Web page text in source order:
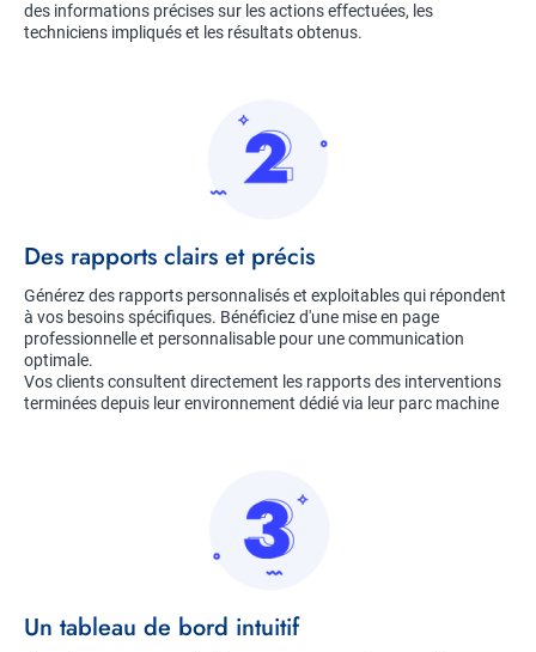
des informations précises sur les actions effectuées, les
techniciens impliqués et les résultats obtenus.
Title
Des rapports clairs et précis
Description
Générez des rapports personnalisés et exploitables qui répondent
à vos besoins spécifiques. Bénéficiez d'une mise en page
professionnelle et personnalisable pour une communication
optimale.
Vos clients consultent directement les rapports des interventions
terminées depuis leur environnement dédié via leur parc machine
Title
Un tableau de bord intuitif